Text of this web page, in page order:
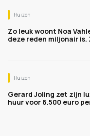
Huizen
Zo leuk woont Noa
deze reden miljonair
Huizen
Gerard Joling zet zijn
huur voor 6.500 euro